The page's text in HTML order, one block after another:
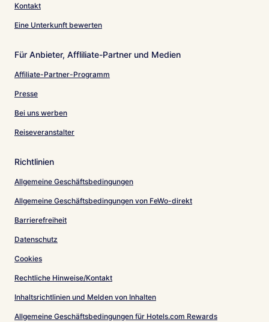
Kontakt
Eine Unterkunft bewerten
Für Anbieter, Affliliate-Partner und Medien
Affiliate-Partner-Programm
Presse
Bei uns werben
Reiseveranstalter
Richtlinien
Allgemeine Geschäftsbedingungen
Allgemeine Geschäftsbedingungen von FeWo-direkt
Barrierefreiheit
Datenschutz
Cookies
Rechtliche Hinweise/Kontakt
Inhaltsrichtlinien und Melden von Inhalten
Allgemeine Geschäftsbedingungen für Hotels.com Rewards